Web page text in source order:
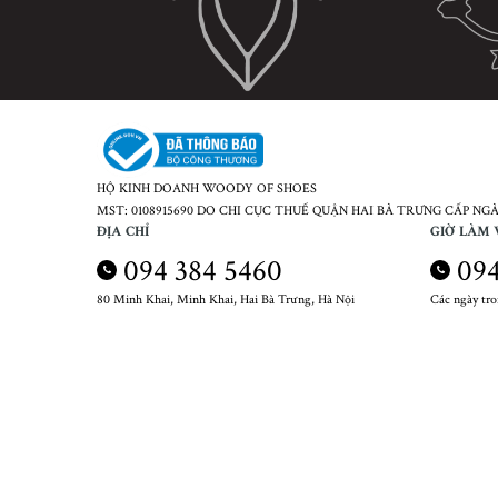
HỘ KINH DOANH WOODY OF SHOES
MST: 0108915690 DO CHI CỤC THUẾ QUẬN HAI BÀ TRƯNG CẤP
ĐỊA CHỈ
094 384 5460
80 Minh Khai, Minh Khai, Hai Bà Trưng, Hà Nội
GIỜ LÀM
Các ngày